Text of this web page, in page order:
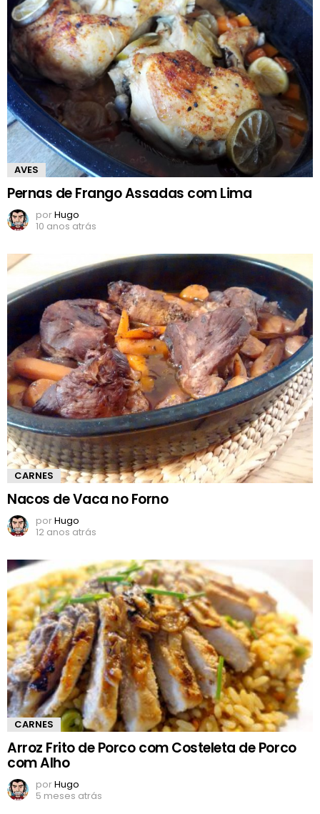
AVES
Pernas de Frango Assadas com Lima
porHugo
10 anos atrás
CARNES
Nacos de Vaca no Forno
porHugo
12 anos atrás
CARNES
Arroz Frito de Porco com Costeleta de Porco
com Alho
porHugo
5 meses atrás